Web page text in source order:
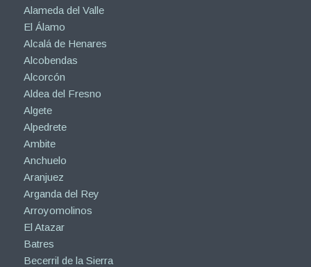
Alameda del Valle
El Álamo
Alcalá de Henares
Alcobendas
Alcorcón
Aldea del Fresno
Algete
Alpedrete
Ambite
Anchuelo
Aranjuez
Arganda del Rey
Arroyomolinos
El Atazar
Batres
Becerril de la Sierra